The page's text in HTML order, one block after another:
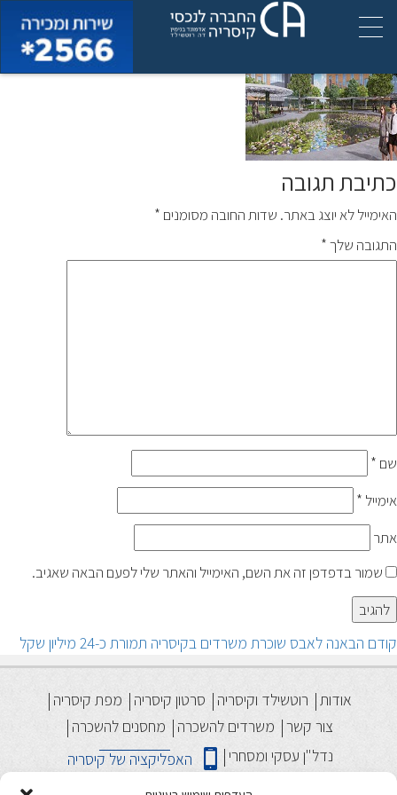
קמפוס גרניט מן עתונות
כתיבת תגובה
האימייל לא יוצג באתר. שדות החובה מסומנים *
התגובה שלך*
שם *
אימייל *
אתר
שמור בדפדפן זה את השם, האימייל והאתר שלי לפעם הבאה שאגיב.
ניווט
קודם הפוסט
הקודם:
הבאנה לאבס שוכרת משרדים בקיסריה תמורת כ-24 מיליון שקל
אודות רוטשילד וקיסריה סרטון קיסריה
מפת קיסריה
צור קשר
משרדים להשכרה
מחסנים להשכרה
נדל"ן עסקי ומסחרי
האפליקציה של קיסריה
פארק תעשיה קיסריה